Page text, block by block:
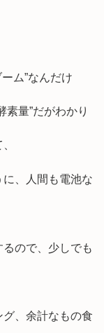
ム”なんだけ
素量”だがわかり
、人間も電池な
ので、少しでも
、余計なもの食